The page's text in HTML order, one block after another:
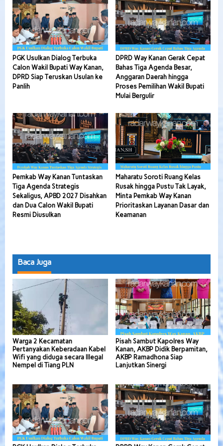
PGK Usulkan Dialog Terbuka
Calon Wakil Bupati Way Kanan,
DPRD Siap Teruskan Usulan ke
Panlih
DPRD Way Kanan Gerak Cepat
Bahas Tiga Agenda Besar,
Anggaran Daerah hingga
Proses Pemilihan Wakil Bupati
Mulai Bergulir
Pemkab Way Kanan Tuntaskan
Tiga Agenda Strategis
Sekaligus, APBD 2027 Disahkan
dan Dua Calon Wakil Bupati
Resmi Diusulkan
Maharatu Soroti Ruang Kelas
Rusak hingga Pustu Tak Layak,
Minta Pemkab Way Kanan
Prioritaskan Layanan Dasar dan
Keamanan
Baca Juga
Warga 2 Kecamatan
Pertanyakan Keberadaan Kabel
Wifi yang diduga secara Illegal
Nempel di Tiang PLN
Pisah Sambut Kapolres Way
Kanan, AKBP Didik Berpamitan,
AKBP Ramadhona Siap
Lanjutkan Sinergi